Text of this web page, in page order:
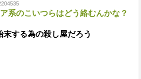
系のこいつらはどう絡むんかな？
する為の殺し屋だろう